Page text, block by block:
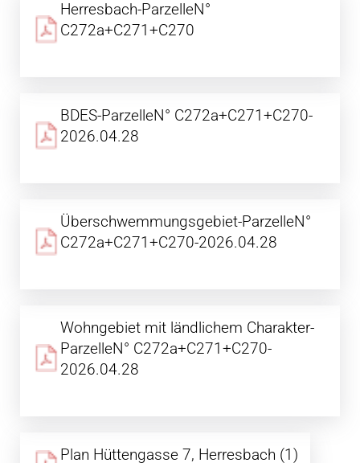
Herresbach-ParzelleN°
C272a+C271+C270
BDES-ParzelleN° C272a+C271+C270-
2026.04.28
Überschwemmungsgebiet-ParzelleN°
C272a+C271+C270-2026.04.28
Wohngebiet mit ländlichem Charakter-
ParzelleN° C272a+C271+C270-
2026.04.28
Plan Hüttengasse 7, Herresbach (1)